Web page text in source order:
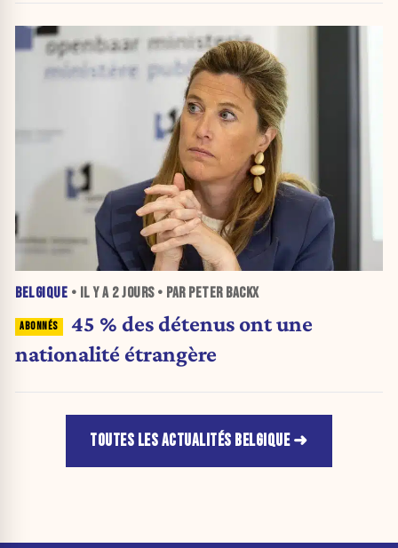
BELGIQUE • IL Y A 2 JOURS• PAR PETER BACKX
45 % des détenus ont une
nationalité étrangère
TOUTES LES ACTUALITÉS BELGIQUE